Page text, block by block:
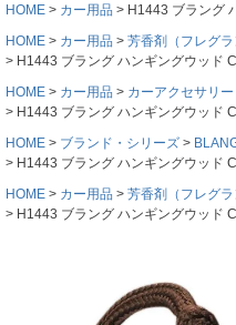
HOME カー用品
H1443 ブラング
HOME
カー用品 芳香剤（フレグラ
H1443 ブラング ハンギングウッド
HOME
カー用品 カーアクセサリー
H1443 ブラング ハンギングウッド
HOME
ブランド・シリーズ
H1443 ブラング ハンギングウッド
HOME
カー用品 芳香剤（フレグラ
H1443 ブラング ハンギングウッド